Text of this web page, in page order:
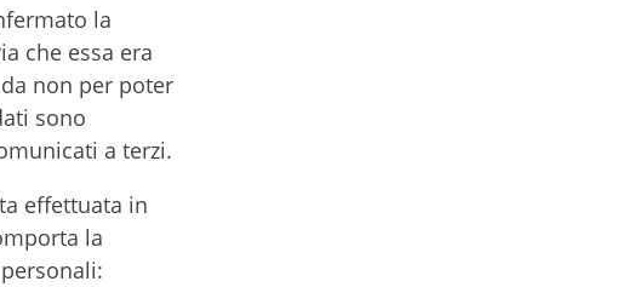
la
che essa era
non per poter
sono
a terzi.
effettuata in
la